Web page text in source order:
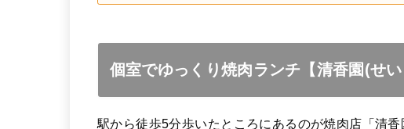
個室でゆっくり焼肉ランチ【清香園(せい
駅から徒歩5分歩いたところにあるのが焼肉店「清